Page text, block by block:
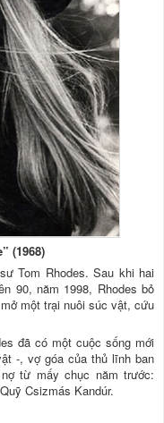
(1968)
Tom Rhodes. Sau khi hai
90, năm 1998, Rhodes bỏ
một trại nuôi súc vật, cứu
đã có một cuộc sống mới
-, vợ góa của thủ lĩnh ban
từ mấy chục năm trước:
Csizmás Kandúr.